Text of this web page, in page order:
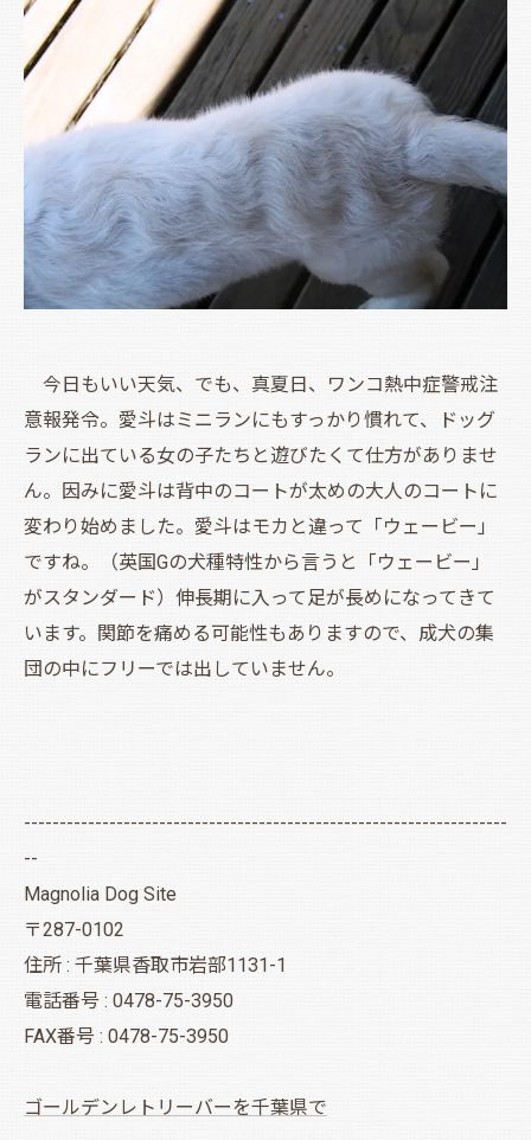
今日もいい天気、でも、真夏日、ワンコ熱中症警戒注
意報発令。愛斗はミニランにもすっかり慣れて、ドッグ
ランに出ている女の子たちと遊びたくて仕方がありませ
ん。因みに愛斗は背中のコートが太めの大人のコートに
変わり始めました。愛斗はモカと違って「ウェービー」
ですね。（英国Gの犬種特性から言うと「ウェービー」
がスタンダード）伸長期に入って足が長めになってきて
います。関節を痛める可能性もありますので、成犬の集
団の中にフリーでは出していません。
--------------------------------------------------------------------
--
Magnolia Dog Site
〒287-0102
住所 : 千葉県香取市岩部1131-1
電話番号 : 0478-75-3950
FAX番号 : 0478-75-3950
ゴールデンレトリーバーを千葉県で